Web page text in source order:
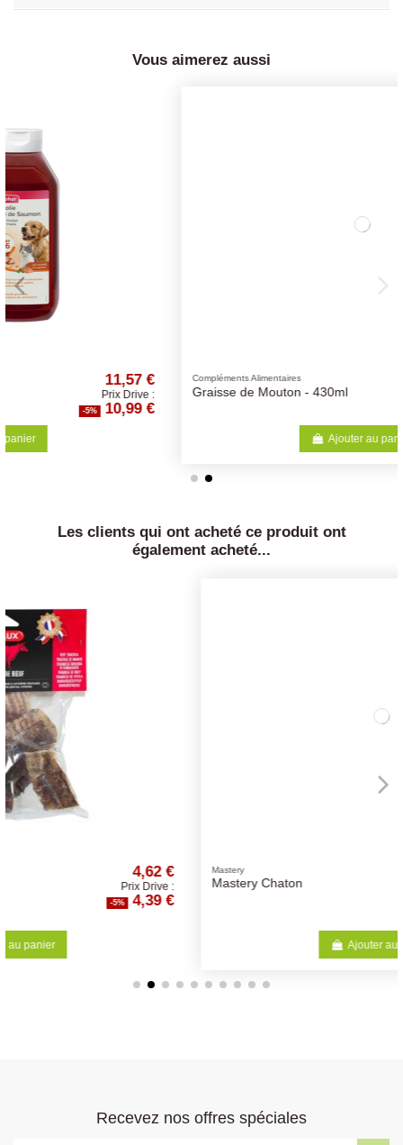
Vous aimerez aussi
Compléments Alimentaires
Graisse de Mouton - 430ml Prix Drive :
Les clients qui ont acheté ce produit ont
également acheté...
Mastery Chaton
Recevez nos offres spéciales